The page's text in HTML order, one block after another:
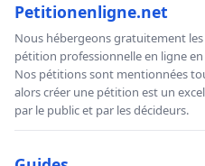
Petitionenligne.net
Nous hébergeons gratuitement
pétition professionnelle en ligne
Nos pétitions sont mentionnées
alors créer une pétition est un
par le public et par les décideurs.